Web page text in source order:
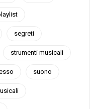
segreti
strumenti musicali
suono